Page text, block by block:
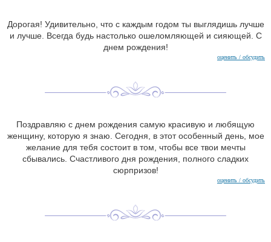
Дорогая! Удивительно, что с каждым годом ты выглядишь лучше
и лучше. Всегда будь настолько ошеломляющей и сияющей. С
днем рождения!
оценить / обсудить
Поздравляю с днем ​​рождения самую красивую и любящую
женщину, которую я знаю. Сегодня, в этот особенный день, мое
желание для тебя состоит в том, чтобы все твои мечты
сбывались. Счастливого дня рождения, полного сладких
сюрпризов!
оценить / обсудить